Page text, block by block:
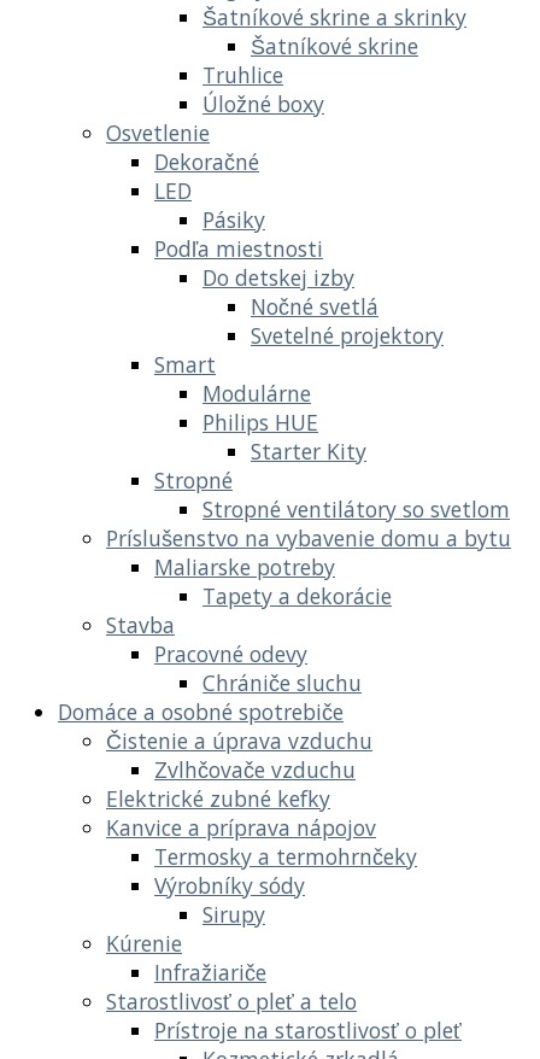
Šatníkové skrine a skrinky
Šatníkové skrine
Truhlice
Úložné boxy
Osvetlenie
Dekoračné
LED
Pásiky
Podľa miestnosti
Do detskej izby
Nočné svetlá
Svetelné projektory
Smart
Modulárne
Philips HUE
Starter Kity
Stropné
Stropné ventilátory so svetlom
Príslušenstvo na vybavenie domu a bytu
Maliarske potreby
Tapety a dekorácie
Stavba
Pracovné odevy
Chrániče sluchu
Domáce a osobné spotrebiče
Čistenie a úprava vzduchu
Zvlhčovače vzduchu
Elektrické zubné kefky
Kanvice a príprava nápojov
Termosky a termohrnčeky
Výrobníky sódy
Sirupy
Kúrenie
Infražiariče
Starostlivosť o pleť a telo
Prístroje na starostlivosť o pleť